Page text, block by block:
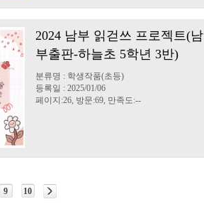
2024 남부 읽걷쓰 프로젝트(남
부출판-하늘초 5학년 3반)
분류명 : 학생작품(초등)
등록일 : 2025/01/06
페이지:26, 방문:69, 만족도:--
9 10